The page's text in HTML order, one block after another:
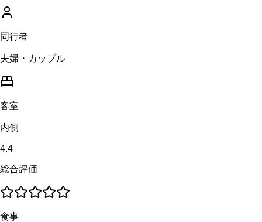
同行者
夫婦・カップル
客室
内側
4.4
総合評価
食事